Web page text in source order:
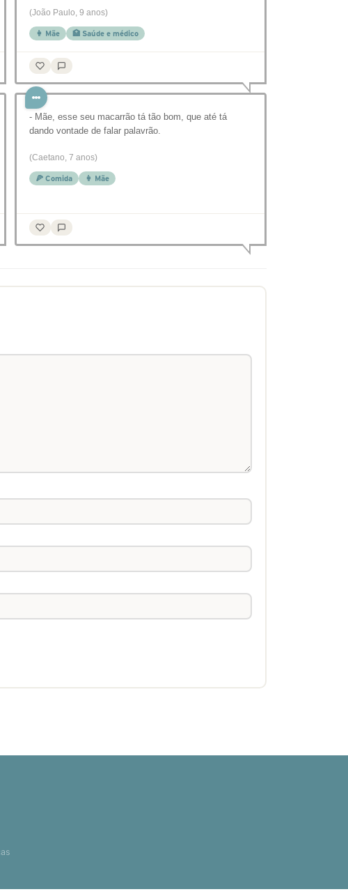
(João Paulo, 9 anos)
👩 Mãe 🏥 Saúde e médico
- Mãe, esse seu macarrão tá tão bom, que até tá
dando vontade de falar palavrão.
(Caetano, 7 anos)
🍕 Comida 👩 Mãe